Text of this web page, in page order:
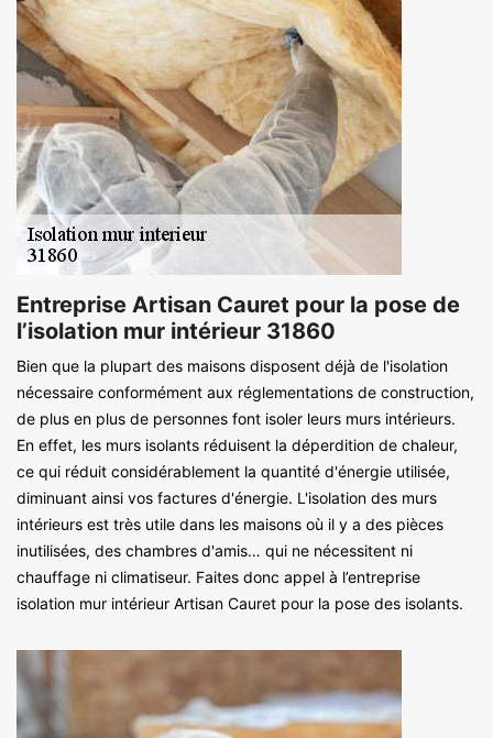
Entreprise Artisan Cauret pour la pose de
l’isolation mur intérieur 31860
Bien que la plupart des maisons disposent déjà de l'isolation
nécessaire conformément aux réglementations de construction,
de plus en plus de personnes font isoler leurs murs intérieurs.
En effet, les murs isolants réduisent la déperdition de chaleur,
ce qui réduit considérablement la quantité d'énergie utilisée,
diminuant ainsi vos factures d'énergie. L'isolation des murs
intérieurs est très utile dans les maisons où il y a des pièces
inutilisées, des chambres d'amis… qui ne nécessitent ni
chauffage ni climatiseur. Faites donc appel à l’entreprise
isolation mur intérieur Artisan Cauret pour la pose des isolants.